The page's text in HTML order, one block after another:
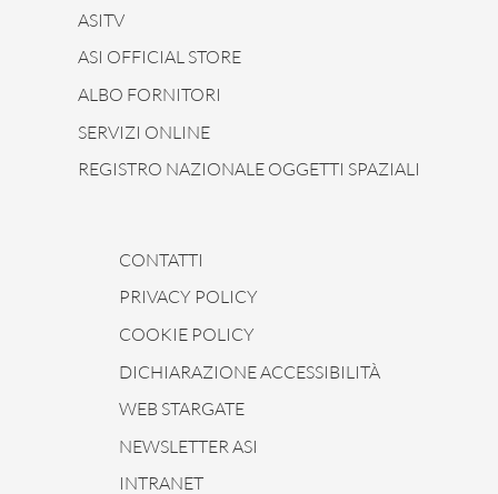
ASITV
ASI OFFICIAL STORE
ALBO FORNITORI
SERVIZI ONLINE
REGISTRO NAZIONALE OGGETTI SPAZIALI
CONTATTI
PRIVACY POLICY
COOKIE POLICY
DICHIARAZIONE ACCESSIBILITÀ
WEB STARGATE
NEWSLETTER ASI
INTRANET